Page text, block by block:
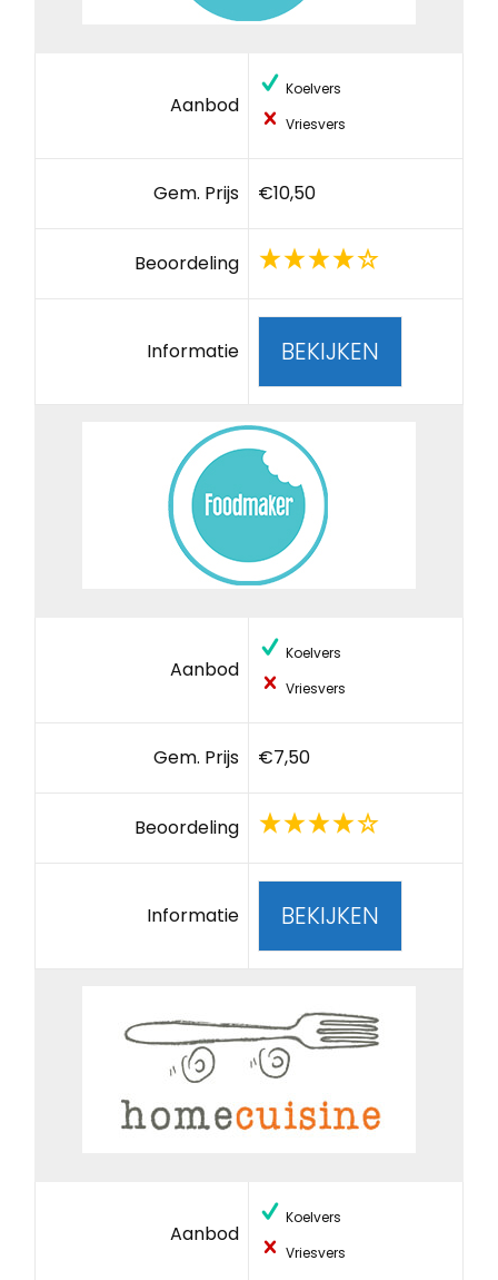
Aanbod
Koelvers
Vriesvers
Gem. Prijs €10,50
Beoordeling
Informatie BEKIJKEN
Aanbod
Koelvers
Vriesvers
Gem. Prijs €7,50
Beoordeling
Informatie BEKIJKEN
Aanbod
Koelvers
Vriesvers